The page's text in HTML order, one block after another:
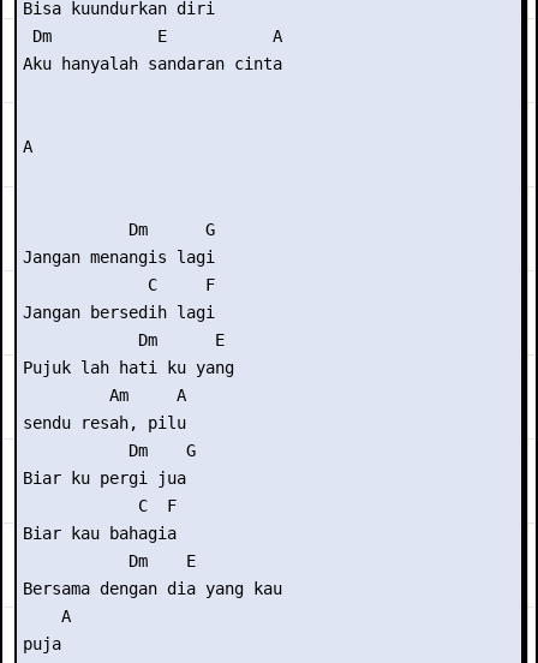
Bisa kuundurkan diri
Dm           E           A
Aku hanyalah sandaran cinta
A
           Dm      G
Jangan menangis lagi
             C     F
Jangan bersedih lagi
            Dm      E
Pujuk lah hati ku yang
         Am     A
sendu resah, pilu
           Dm    G
Biar ku pergi jua
            C  F
Biar kau bahagia
           Dm    E
Bersama dengan dia yang kau
    A
puja